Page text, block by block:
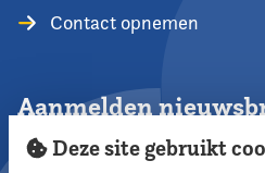
Contact opnemen
Aanmelden
Deze site gebruikt